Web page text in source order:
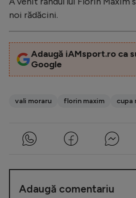
noi rădăcini.
Adaugă iAMsport.ro ca
Google
vali moraru florin maxim cupa
Adaugă comentariu